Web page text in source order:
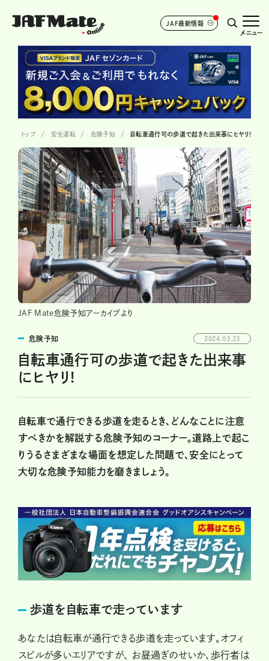
JAF最新情報
メニュー
トップ 安全運転 危険予知 自転車通行可の歩道で起きた出来事にヒヤリ!
JAF Mate危険予知アーカイブより
危険予知 2024.03.23
自転車通行可の歩道で起きた出来事
にヒヤリ!
自転車で通行できる歩道を走るとき、どんなことに注意
すべきかを解説する危険予知のコーナー。道路上で起こ
りうるさまざまな場面を想定した問題で、安全にとって
大切な危険予知能力を磨きましょう。
歩道を自転車で走っています
あなたは自転車が通行できる歩道を走っています。オフィ
スビルが多いエリアですが、 お昼過ぎのせいか、歩行者は